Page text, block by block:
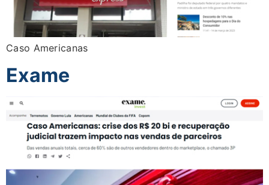
Caso Americanas
Exame